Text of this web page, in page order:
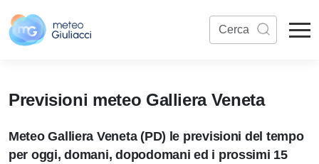
Previsioni meteo Galliera Veneta
Meteo Galliera Veneta (PD) le previsioni del tempo
per oggi, domani, dopodomani ed i prossimi 15